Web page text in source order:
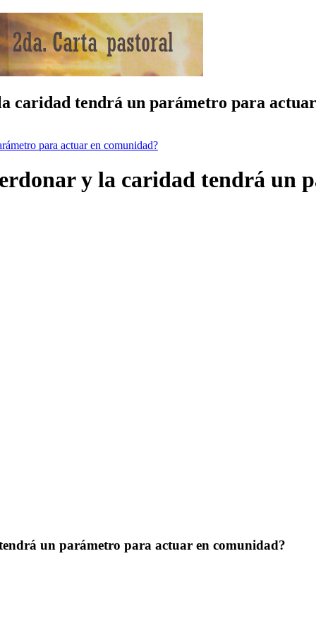
caridad tendrá un parámetro para
para actuar en comunidad?
y la caridad tendrá un
un parámetro para actuar en comunidad?